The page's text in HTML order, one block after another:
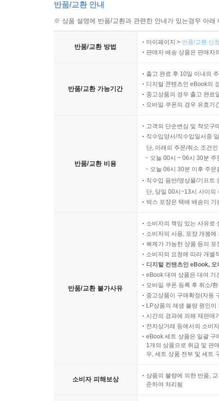
반품/교환 안내
※ 상품 설명에 반품/교환과 관련한 안내가 있는경우 아
반품/교환 방법
마이페이지 > 반품/교환 신
판매자 배송 상품은 판매자
반품/교환 가능기간
출고 완료 후 10일 이내의
디지털 콘텐츠인 eBook의
중고상품의 경우 출고 완료
모바일 쿠폰의 경우 유효기
반품/교환 비용
고객의 단순변심 및 착오구
직수입양서/직수입일서중
단, 아래의 주문/취소 조건
오늘 00시 ~ 06시 30분
오늘 06시 30분 이후 주
직수입 음반/영상물/기프트
단, 당일 00시~13시 사이의
박스 포장은 택배 배송이
반품/교환 불가사유
소비자의 책임 있는 사유로
소비자의 사용, 포장 개봉
복제가 가능한 상품 등의
소비자의 요청에 따라 개별
디지털 컨텐츠인 eBook,
eBook 대여 상품은 대여 기
모바일 쿠폰 등록 후 취소/
중고상품이 구매확정(자동
LP상품의 재생 불량 원인
시간의 경과에 의해 재판매
전자상거래 등에서의 소비
eBook 세트 상품은 일괄 구
1개의 상품으로 취급 및 판
우, 세트 상품 전부 및 세트
소비자 피해보상
상품의 불량에 의한 반품,
준하여 처리됨